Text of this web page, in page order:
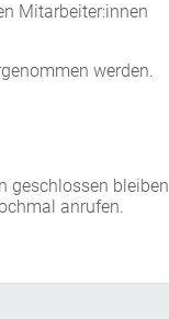
Mitarbeiter:innen
werden.
geschlossen bleiben
anrufen.